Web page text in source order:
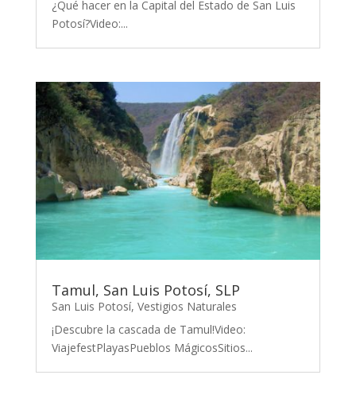
¿Qué hacer en la Capital del Estado de San Luis
Potosí?Video:...
Tamul, San Luis Potosí, SLP
San Luis Potosí, Vestigios Naturales
¡Descubre la cascada de Tamul!Video:
ViajefestPlayasPueblos MágicosSitios...